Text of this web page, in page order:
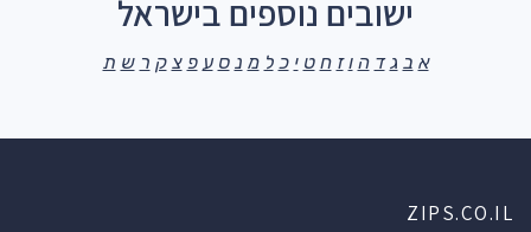
ישובים נוספים בישראל
א ב ג ד ה ו ז ח ט י כ ל מ נ ס ע פ צ ק ר ש ת
ZIPS.CO.IL